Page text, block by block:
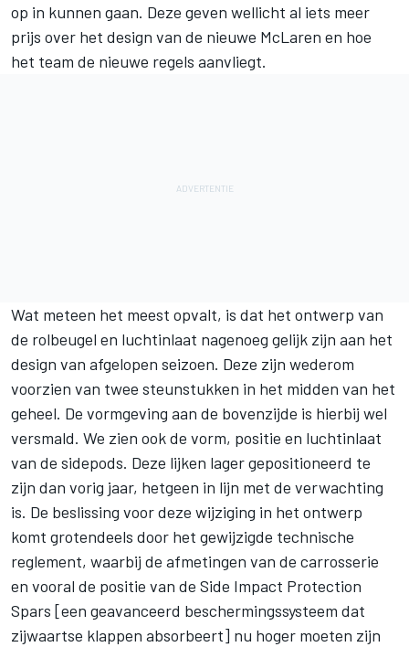
op in kunnen gaan. Deze geven wellicht al iets meer
prijs over het design van de nieuwe McLaren en hoe
het team de nieuwe regels aanvliegt.
Wat meteen het meest opvalt, is dat het ontwerp van
de rolbeugel en luchtinlaat nagenoeg gelijk zijn aan het
design van afgelopen seizoen. Deze zijn wederom
voorzien van twee steunstukken in het midden van het
geheel. De vormgeving aan de bovenzijde is hierbij wel
versmald. We zien ook de vorm, positie en luchtinlaat
van de sidepods. Deze lijken lager gepositioneerd te
zijn dan vorig jaar, hetgeen in lijn met de verwachting
is. De beslissing voor deze wijziging in het ontwerp
komt grotendeels door het gewijzigde technische
reglement, waarbij de afmetingen van de carrosserie
en vooral de positie van de Side Impact Protection
Spars [een geavanceerd beschermingssysteem dat
zijwaartse klappen absorbeert] nu hoger moeten zijn